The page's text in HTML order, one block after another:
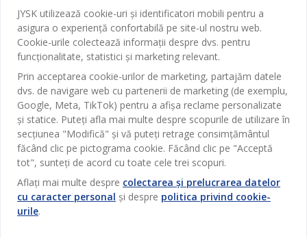
Baie
Birou
Sufragerie
Bucătărie
Depozitare
Perdele
Grădină
Pentru casă
Outlet
Contact Relații Clienți
Magazine și program
Broșură
Termeni si conditii vânzări online
Garantia prețului
Garanția Produselor
Politica de confidentialitate
Card cadou
JYSK
Despre JYSK
JYSK.com
Presă
Locuri de muncă
Newsletter
Inspirație
SEDIU CENTRAL
TAROL-DD S.R.L. str. Jubiliara, 41A mun. Chișinău, Republica
Moldova
JYSK BUSINESS TO BUSINESS
Vânzări și relații clienți persoane juridice
Telefon: 060 531 531
E-mail: jysk@jysk.md
JYSK RELAȚII CLIENȚI
Contact Relații Clienți
Telefon: 022 022 030
E-mail: support@jysk.md
Urmărește Jysk
JYSK utilizează cookie-uri și identificatori mobili pentru a
asigura o experiență confortabilă pe site-ul nostru web.
Cookie-urile colectează informații despre dvs. pentru
funcționalitate, statistici și marketing relevant.
Prin acceptarea cookie-urilor de marketing, partajăm datele
dvs. de navigare web cu partenerii de marketing (de exemplu,
Google, Meta, TikTok) pentru a afișa reclame personalizate
și statice. Puteți afla mai multe despre scopurile de utilizare în
secțiunea "Modifică" și vă puteți retrage consimțământul
făcând clic pe pictograma cookie. Făcând clic pe "Acceptă
tot", sunteți de acord cu toate cele trei scopuri.
Aflați mai multe despre colectarea și prelucrarea datelor
cu caracter personal și despre politica privind cookie-
urile.